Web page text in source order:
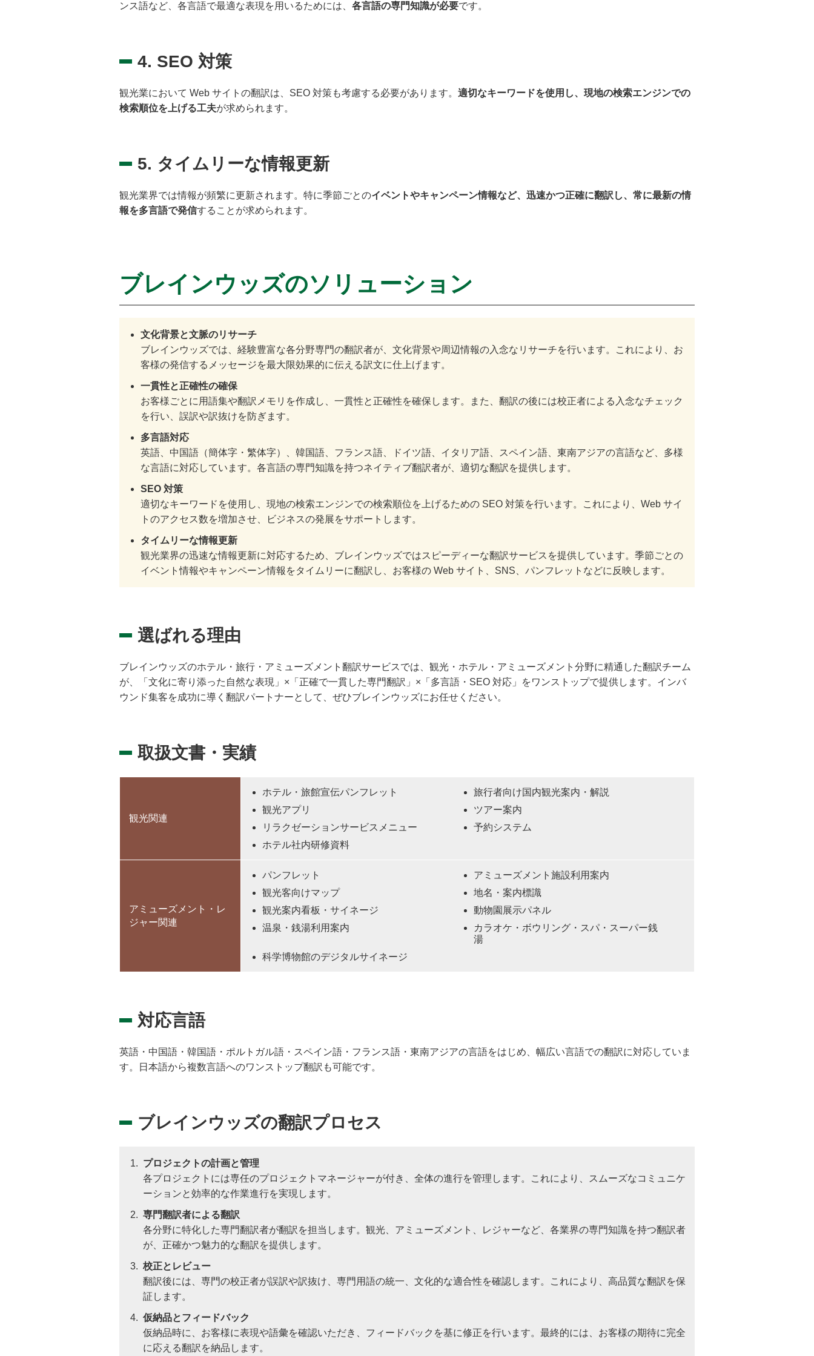
ンス語など、各言語で最適な表現を用いるためには、 各言語の専門知識が必要です。
4. SEO 対策
観光業において Web サイトの翻訳は、SEO 対策も考慮する必要があります。 適切なキーワードを使用し、現地の検索エンジンでの
検索順位を上げる工夫が求められます。
5. タイムリーな情報更新
観光業界では情報が頻繁に更新されます。特に季節ごとのイベントやキャンペーン情報など、迅速かつ正確に翻訳し、常に最新の情
報を多言語で発信することが求められます。
ブレインウッズのソリューション
文化背景と文脈のリサーチ
ブレインウッズでは、経験豊富な各分野専門の翻訳者が、文化背景や周辺情報の入念なリサーチを行います。これにより、お
客様の発信するメッセージを最大限効果的に伝える訳文に仕上げます。
一貫性と正確性の確保
お客様ごとに用語集や翻訳メモリを作成し、一貫性と正確性を確保します。また、翻訳の後には校正者による入念なチェック
を行い、誤訳や訳抜けを防ぎます。
多言語対応
英語、中国語（簡体字・繁体字）、韓国語、フランス語、ドイツ語、イタリア語、スペイン語、東南アジアの言語など、多様
な言語に対応しています。各言語の専門知識を持つネイティブ翻訳者が、適切な翻訳を提供します。
SEO 対策
適切なキーワードを使用し、現地の検索エンジンでの検索順位を上げるための SEO 対策を行います。これにより、Web サイ
トのアクセス数を増加させ、ビジネスの発展をサポートします。
タイムリーな情報更新
観光業界の迅速な情報更新に対応するため、ブレインウッズではスピーディーな翻訳サービスを提供しています。季節ごとの
イベント情報やキャンペーン情報をタイムリーに翻訳し、お客様の Web サイト、SNS、パンフレットなどに反映します。
選ばれる理由
ブレインウッズのホテル・旅行・アミューズメント翻訳サービスでは、観光・ホテル・アミューズメント分野に精通した翻訳チーム
が、「文化に寄り添った自然な表現」×「正確で一貫した専門翻訳」×「多言語・SEO 対応」をワンストップで提供します。インバ
ウンド集客を成功に導く翻訳パートナーとして、ぜひブレインウッズにお任せください。
取扱文書・実績
観光関連
ホテル・旅館宣伝パンフレット
旅行者向け国内観光案内・解説
観光アプリ
ツアー案内
リラクゼーションサービスメニュー
予約システム
ホテル社内研修資料
アミューズメント・レ
ジャー関連
パンフレット
アミューズメント施設利用案内
観光客向けマップ
地名・案内標識
観光案内看板・サイネージ
動物園展示パネル
温泉・銭湯利用案内
カラオケ・ボウリング・スパ・スーパー銭
湯
科学博物館のデジタルサイネージ
対応言語
英語・中国語・韓国語・ポルトガル語・スペイン語・フランス語・東南アジアの言語をはじめ、幅広い言語での翻訳に対応していま
す。日本語から複数言語へのワンストップ翻訳も可能です。
ブレインウッズの翻訳プロセス
プロジェクトの計画と管理
各プロジェクトには専任のプロジェクトマネージャーが付き、全体の進行を管理します。これにより、スムーズなコミュニケ
ーションと効率的な作業進行を実現します。
専門翻訳者による翻訳
各分野に特化した専門翻訳者が翻訳を担当します。観光、アミューズメント、レジャーなど、各業界の専門知識を持つ翻訳者
が、正確かつ魅力的な翻訳を提供します。
校正とレビュー
翻訳後には、専門の校正者が誤訳や訳抜け、専門用語の統一、文化的な適合性を確認します。これにより、高品質な翻訳を保
証します。
仮納品とフィードバック
仮納品時に、お客様に表現や語彙を確認いただき、フィードバックを基に修正を行います。最終的には、お客様の期待に完全
に応える翻訳を納品します。